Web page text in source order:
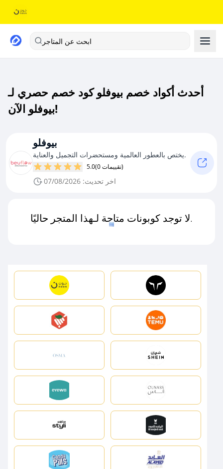
ابحث عن المتاجر
أحدث أكواد خصم بيوفلو كود خصم حصري لـ
بيوفلو الآن!
بيوفلو
يختص بالعطور العالمية ومستحضرات التجميل والعناية.
5.0 (0 تقييمات)
اخر تحديث: 07/08/2026
لا توجد كوبونات متاحة لـهذا المتجر حاليًا.